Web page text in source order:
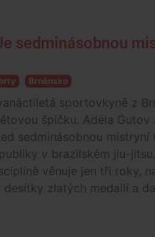
sedminásobnou
Brněnsko
sportovkyně z
špičku. Adéla Gutov
sedminásobnou mistryní
v brazilském jiu-
věnuje jen tři roky,
desítky zlatých medailí a